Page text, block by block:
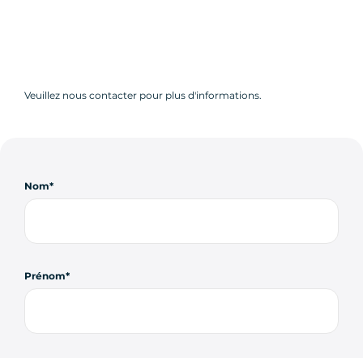
Veuillez nous contacter pour plus d'informations.
Nom
Prénom